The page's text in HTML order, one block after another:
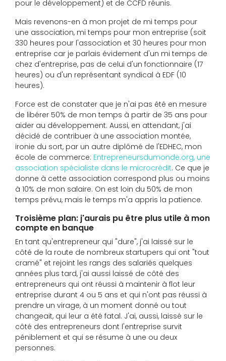
pour le développement) et de CCFD réunis.
Mais revenons-en à mon projet de mi temps pour
une association, mi temps pour mon entreprise (soit
330 heures pour l'association et 30 heures pour mon
entreprise car je parlais évidement d'un mi temps de
chez d'entreprise, pas de celui d'un fonctionnaire (17
heures) ou d'un représentant syndical à EDF (10
heures).
Force est de constater que je n'ai pas été en mesure
de libérer 50% de mon temps à partir de 35 ans pour
aider au développement. Aussi, en attendant, j'ai
décidé de contribuer à une association montée,
ironie du sort, par un autre diplômé de l'EDHEC, mon
école de commerce: Entrepreneursdumonde.org, une
association spécialiste dans le microcrédit. Ce que je
donne à cette association correspond plus ou moins
à 10% de mon salaire. On est loin du 50% de mon
temps prévu, mais le temps m'a appris la patience.
Troisième plan: j'aurais pu être plus utile à mon
compte en banque
En tant qu'entrepreneur qui "dure", j'ai laissé sur le
côté de la route de nombreux startupers qui ont "tout
cramé" et rejoint les rangs des salariés quelques
années plus tard, j'ai aussi laissé de côté des
entrepreneurs qui ont réussi à maintenir à flot leur
entreprise durant 4 ou 5 ans et qui n'ont pas réussi à
prendre un virage, à un moment donné ou tout
changeait, qui leur a été fatal. J'ai, aussi, laissé sur le
côté des entrepreneurs dont l'entreprise survit
péniblement et qui se résume à une ou deux
personnes.